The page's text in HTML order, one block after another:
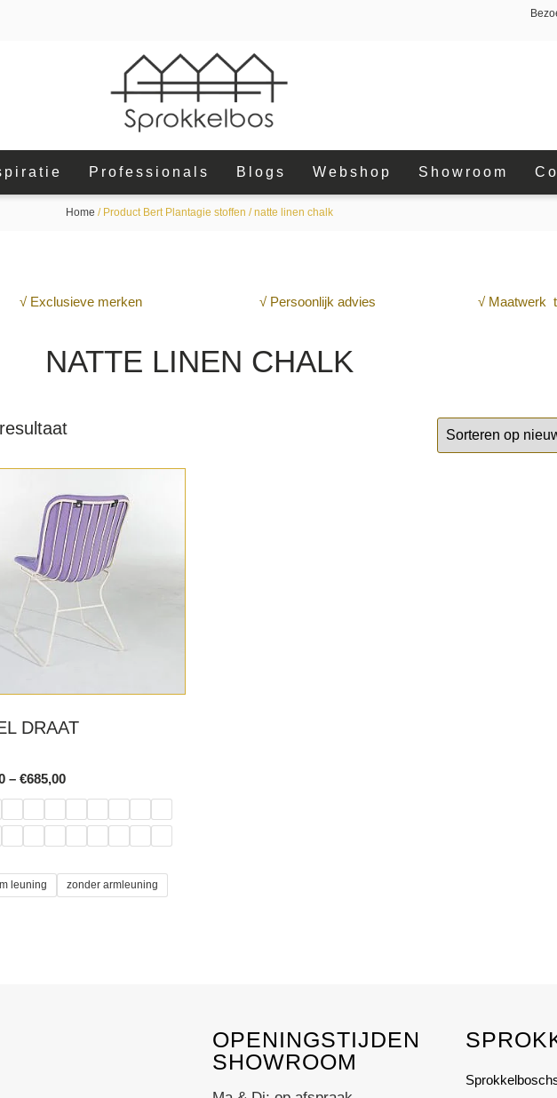
Professionals Blogs Webshop Showroom
Home / Product Bert Plantagie stoffen / natte linen chalk
√ Exclusieve merken √ Persoonlijk advies √ Maatwerk
NATTE LINEN CHALK
DRAAT
– €685,00Price
through
€685,00
leuning zonder armleuning
OPENINGSTIJDEN
SHOWROOM